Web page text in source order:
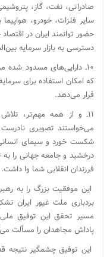
صادراتی، نفت، گاز،
سایر فلزات، خودرو،
حضور توانمند ایران در
دسترسی به بازار سرمایه
۱۰ـ دارایی‌های مسدود شده
که امکان استفاده برای
قرار می‌دهد.
۱۱ـ و از همه مهم‌تر،
می‌خواستند تصویری نادرست
شکست خورد و سیمای
درخشید و جامعه جهانی را
فرزندان انقلابی شما وا داشت.
این موفقیت بزرگ را به
بردباری ملت غیور ایران
مسیر تحقق این توفیق ملی
پاداش مجاهدان را مسألت
این توفیق چشمگیر نتیجه